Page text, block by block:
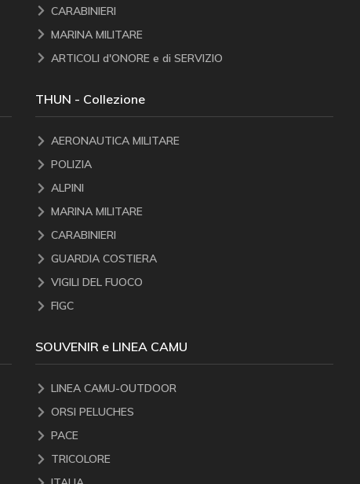
CARABINIERI
MARINA MILITARE
ARTICOLI d'ONORE e di SERVIZIO
THUN - Collezione
AERONAUTICA MILITARE
POLIZIA
ALPINI
MARINA MILITARE
CARABINIERI
GUARDIA COSTIERA
VIGILI DEL FUOCO
FIGC
SOUVENIR e LINEA CAMU
LINEA CAMU-OUTDOOR
ORSI PELUCHES
PACE
TRICOLORE